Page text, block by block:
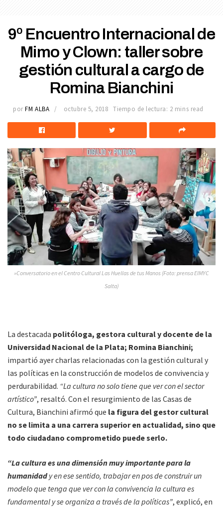
9º Encuentro Internacional de
Mimo y Clown: taller sobre
gestión cultural a cargo de
Romina Bianchini
por FM ALBA octubre 5, 2018 Tiempo de lectura: 2 mins read
»Conversatorio en el Centro Cultural Las Huellas de tus Manos (Foto: prensa EIMYC
Salta)
La destacada politóloga, gestora cultural y docente de la
Universidad Nacional de la Plata; Romina Bianchini;
impartió ayer charlas relacionadas con la gestión cultural y
las políticas en la construcción de modelos de convivencia y
perdurabilidad. “La cultura no solo tiene que ver con el sector
artístico”, resaltó. Con el resurgimiento de las Casas de
Cultura, Bianchini afirmó que la figura del gestor cultural
no se limita a una carrera superior en actualidad, sino que
todo ciudadano comprometido puede serlo.
“La cultura es una dimensión muy importante para la
humanidady en ese sentido, trabajar en pos de construir un
modelo que tenga que ver con la convivencia la cultura es
fundamental y se organiza a través de la políticas”, explicó, en